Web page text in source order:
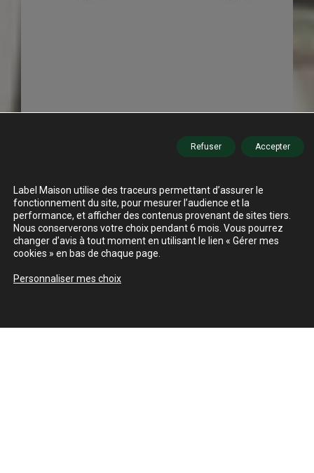
Label Maison utilise des traceurs permettant d’assurer le
fonctionnement du site, pour mesurer l’audience et la
performance, et afficher des contenus provenant de sites tiers.
Nous conserverons votre choix pendant 6 mois. Vous pourrez
changer d’avis à tout moment en utilisant le lien « Gérer mes
cookies » en bas de chaque page.
Personnaliser mes choix
Accepter
Refuser